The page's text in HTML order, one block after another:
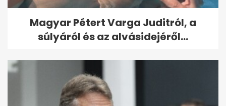
Magyar Pétert Varga Juditról, a
súlyáról és az alvásidejéről...